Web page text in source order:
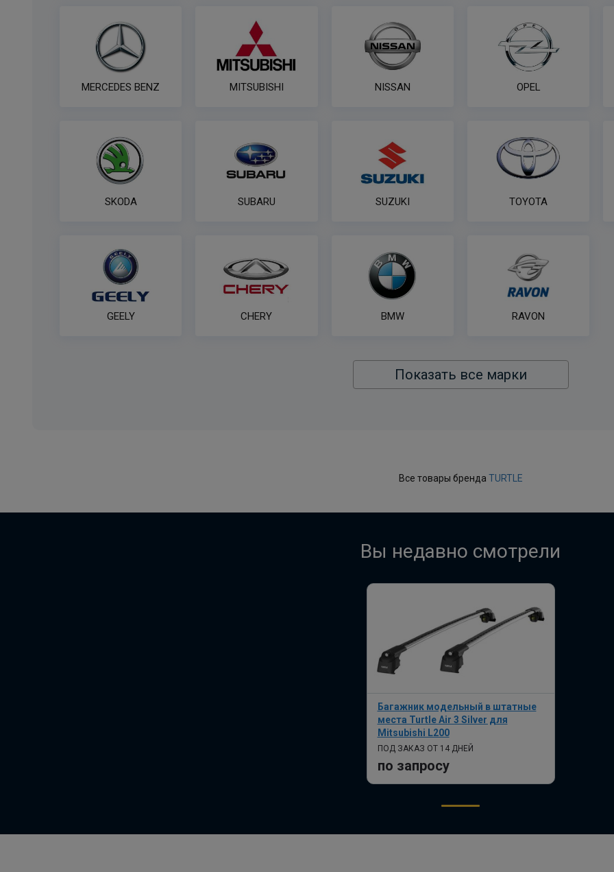
MERCEDES BENZ MITSUBISHI NISSAN OPEL
SKODA SUBARU SUZUKI TOYOTA
GEELY CHERY BMW RAVON
Показать все марки
Все товары бренда TURTLE
Вы недавно смотрели
Багажник модельный в штатные
места Turtle Air 3 Silver для
Mitsubishi L200
ПОД ЗАКАЗ ОТ 14 ДНЕЙ
по запросу